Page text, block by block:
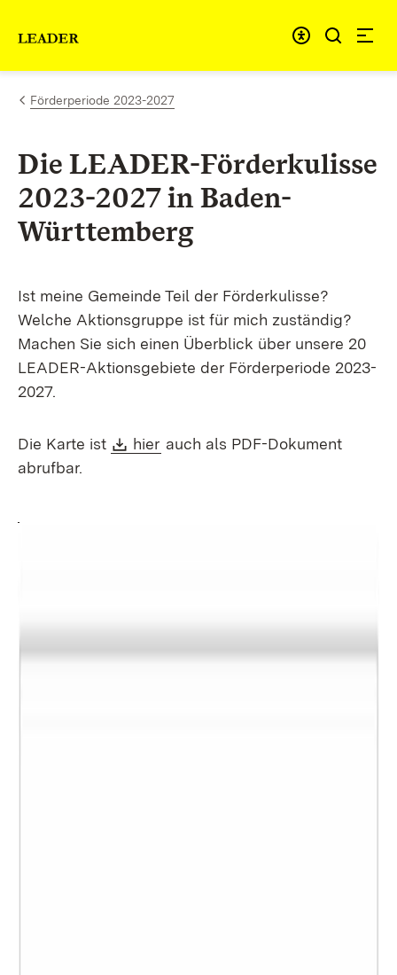
Link zur Startseite
Förderperiode 2023-2027
Die LEADER-Förderkulisse
2023-2027 in Baden-
Württemberg
Ist meine Gemeinde Teil der Förderkulisse?
Welche Aktionsgruppe ist für mich zuständig?
Machen Sie sich einen Überblick über unsere 20
LEADER-Aktionsgebiete der Förderperiode 2023-
2027.
Die Karte ist Download:
hier (Öffnet in neuem Fenster)
auch als PDF-Dokument
abrufbar.